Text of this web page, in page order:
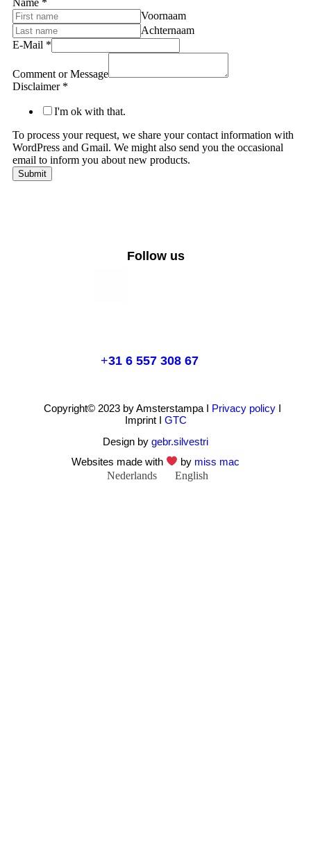
Name *
Voornaam
Achternaam
E-Mail *
Comment or Message
Disclaimer *
I'm ok with that.
To process your request, we share your contact information with
WordPress and Gmail. We might also send you the occasional
email to inform you about new products.
Submit
Follow us
+31 6 557 308 67
Copyright© 2023 by Amsterstampa I Privacy policy I
Imprint I GTC
Design by gebr.silvestri
Websites made with
by miss mac
Nederlands
English